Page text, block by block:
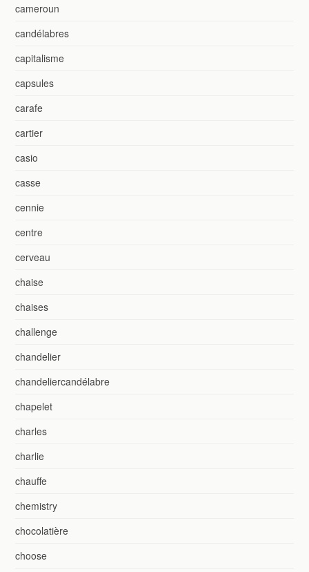
cameroun
candélabres
capitalisme
capsules
carafe
cartier
casio
casse
cennie
centre
cerveau
chaise
chaises
challenge
chandelier
chandeliercandélabre
chapelet
charles
charlie
chauffe
chemistry
chocolatière
choose